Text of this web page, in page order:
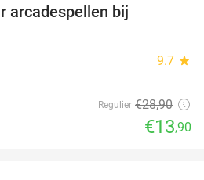
arcadespellen bij
9.7 star
Regulier €28,90
€13,90